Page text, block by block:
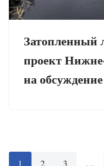
Затопленный
проект
на обсуждение
1 2 3 …